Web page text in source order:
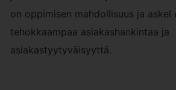
on oppimisen mahdollisuus ja askel
tehokkaampaa asiakashankintaa ja
asiakastyytyväisyyttä.